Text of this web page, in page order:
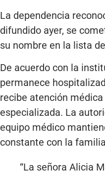
La dependencia
difundido ayer, se
su nombre en la lista
De acuerdo con la
permanece
recibe atención
especializada. La
equipo médico
constante con la
“La señora Alicia